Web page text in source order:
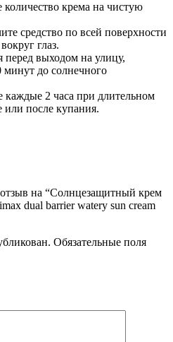
количество крема на чистую
средство по всей поверхности
глаз.
перед выходом на улицу,
до солнечного
каждые 2 часа при длительном
после купания.
на “Солнцезащитный крем
dual barrier watery sun cream
Обязательные поля